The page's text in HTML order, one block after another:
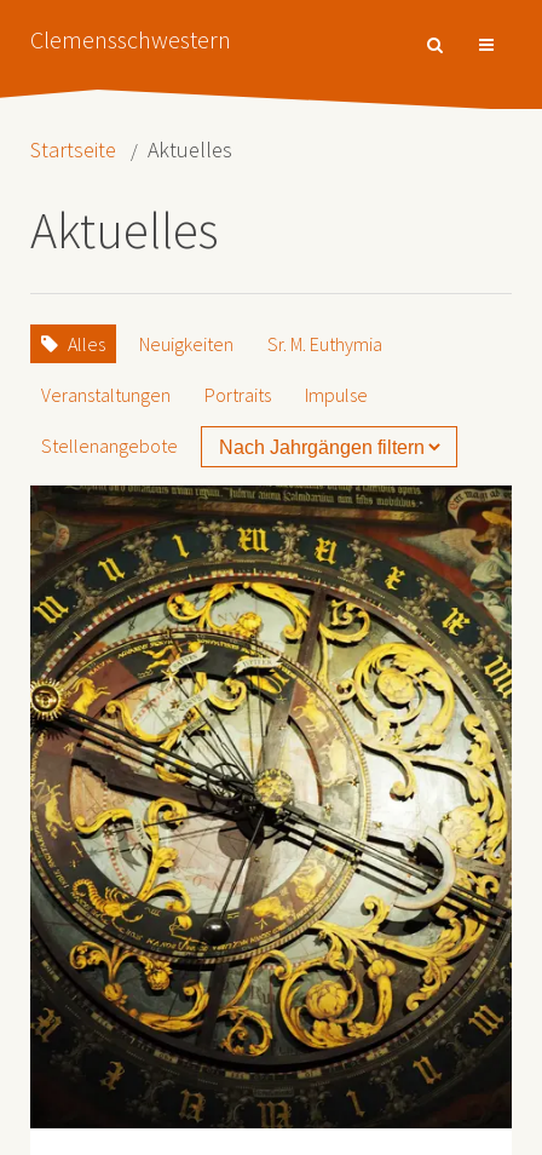
Clemensschwestern
Startseite Aktuelles
Aktuelles
Alles Neuigkeiten Sr. M. Euthymia
Veranstaltungen Portraits Impulse
Stellenangebote